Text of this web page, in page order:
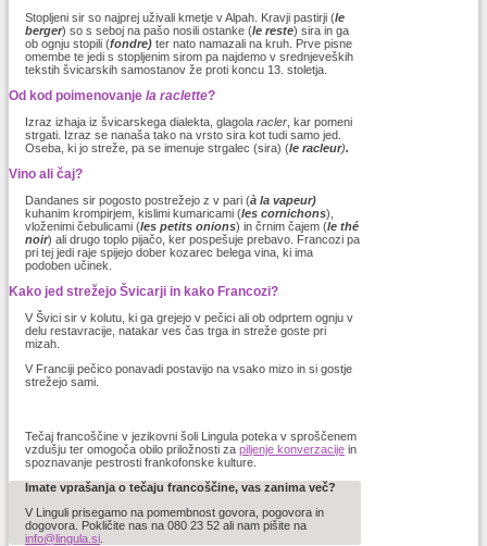
Stopljeni sir so najprej uživali kmetje v Alpah. Kravji pastirji (le
berger) so s seboj na pašo nosili ostanke (le reste) sira in ga
ob ognju stopili (fondre) ter nato namazali na kruh. Prve pisne
omembe te jedi s stopljenim sirom pa najdemo v srednjeveških
tekstih švicarskih samostanov že proti koncu 13. stoletja.
Od kod poimenovanje la raclette?
Izraz izhaja iz švicarskega dialekta, glagola racler , kar pomeni
strgati. Izraz se nanaša tako na vrsto sira kot tudi samo jed.
Oseba, ki jo streže, pa se imenuje strgalec (sira) (le racleur).
Vino ali čaj?
Dandanes sir pogosto postrežejo z v pari (à la vapeur)
kuhanim krompirjem, kislimi kumaricami (les cornichons),
vloženimi čebulicami (les petits onions) in črnim čajem (le thé
noir) ali drugo toplo pijačo, ker pospešuje prebavo. Francozi pa
pri tej jedi raje spijejo dober kozarec belega vina, ki ima
podoben učinek.
Kako jed strežejo Švicarji in kako Francozi?
V Švici sir v kolutu, ki ga grejejo v pečici ali ob odprtem ognju v
delu restavracije, natakar ves čas trga in streže goste pri
mizah.
V Franciji pečico ponavadi postavijo na vsako mizo in si gostje
strežejo sami.
Tečaj francoščine v jezikovni šoli Lingula poteka v sproščenem
vzdušju ter omogoča obilo priložnosti za piljenje konverzacije in
spoznavanje pestrosti frankofonske kulture.
Imate vprašanja o tečaju francoščine, vas zanima več?
V Linguli prisegamo na pomembnost govora, pogovora in
dogovora. Pokličite nas na 080 23 52 ali nam pišite na
info@lingula.si